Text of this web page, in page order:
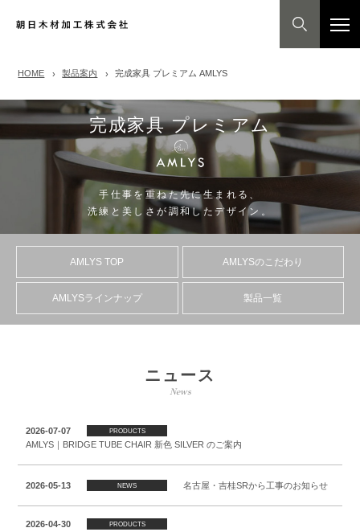
HOME 製品案内 完成家具 プレミアム AMLYS
完成家具 プレミアム
手仕事を重ねた先に生まれる、
洗練と美しさが調和したデザイン。
AMLYS TOP AMLYSのこだわり
AMLYSラインナップ 製品一覧
ニュース
News
2026-07-07 PRODUCTS
AMLYS｜BRIDGE TUBE CHAIR 新色 SILVER のご案内
2026-05-13 NEWS 名古屋・吉桂SRから工事のお知らせ
2026-04-30 PRODUCTS